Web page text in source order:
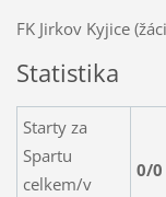
FK Jirkov Kyjice
Statistika
Starty za
Spartu
celkem/v
0/0